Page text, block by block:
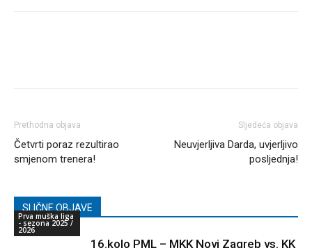
Prethodna objava
Četvrti poraz rezultirao
smjenom trenera!
Sljedeća objava
Neuvjerljiva Darda, uvjerljivo
posljednja!
SLIČNE OBJAVE
Prva muška liga
- sezona 2025 /
2026
16.kolo PML – MKK Novi Zagreb vs. KK